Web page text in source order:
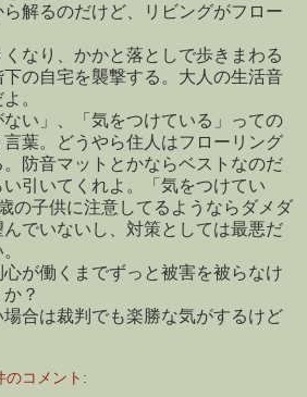
解るのだけど、リビングがフロー
なり、かかと落としで歩きまわる
の自宅を襲撃する。大人の生活音
。
ない」、「気をつけている」っての
葉。どうやら住人はフローリング
防音マットとかならベストなのだ
引いてくれよ。「気をつけてい
の子供に注意してるようならダメダ
んでいないし、対策としては最悪だ
が働くまでずっと被害を被らなけ
？
合は裁判でも楽勝な気がするけど
のコメント: